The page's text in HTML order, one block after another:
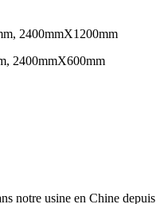
2400mmX1200mm
2400mmX600mm
notre usine en Chine depuis